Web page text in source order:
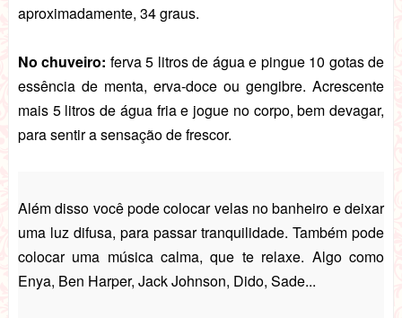
aproximadamente, 34 graus.
No chuveiro: ferva 5 litros de água e pingue 10 gotas de
essência de menta, erva-doce ou gengibre. Acrescente
mais 5 litros de água fria e jogue no corpo, bem devagar,
para sentir a sensação de frescor.
Além disso você pode colocar velas no banheiro e deixar
uma luz difusa, para passar tranquilidade. Também pode
colocar uma música calma, que te relaxe. Algo como
Enya, Ben Harper, Jack Johnson, Dido, Sade...